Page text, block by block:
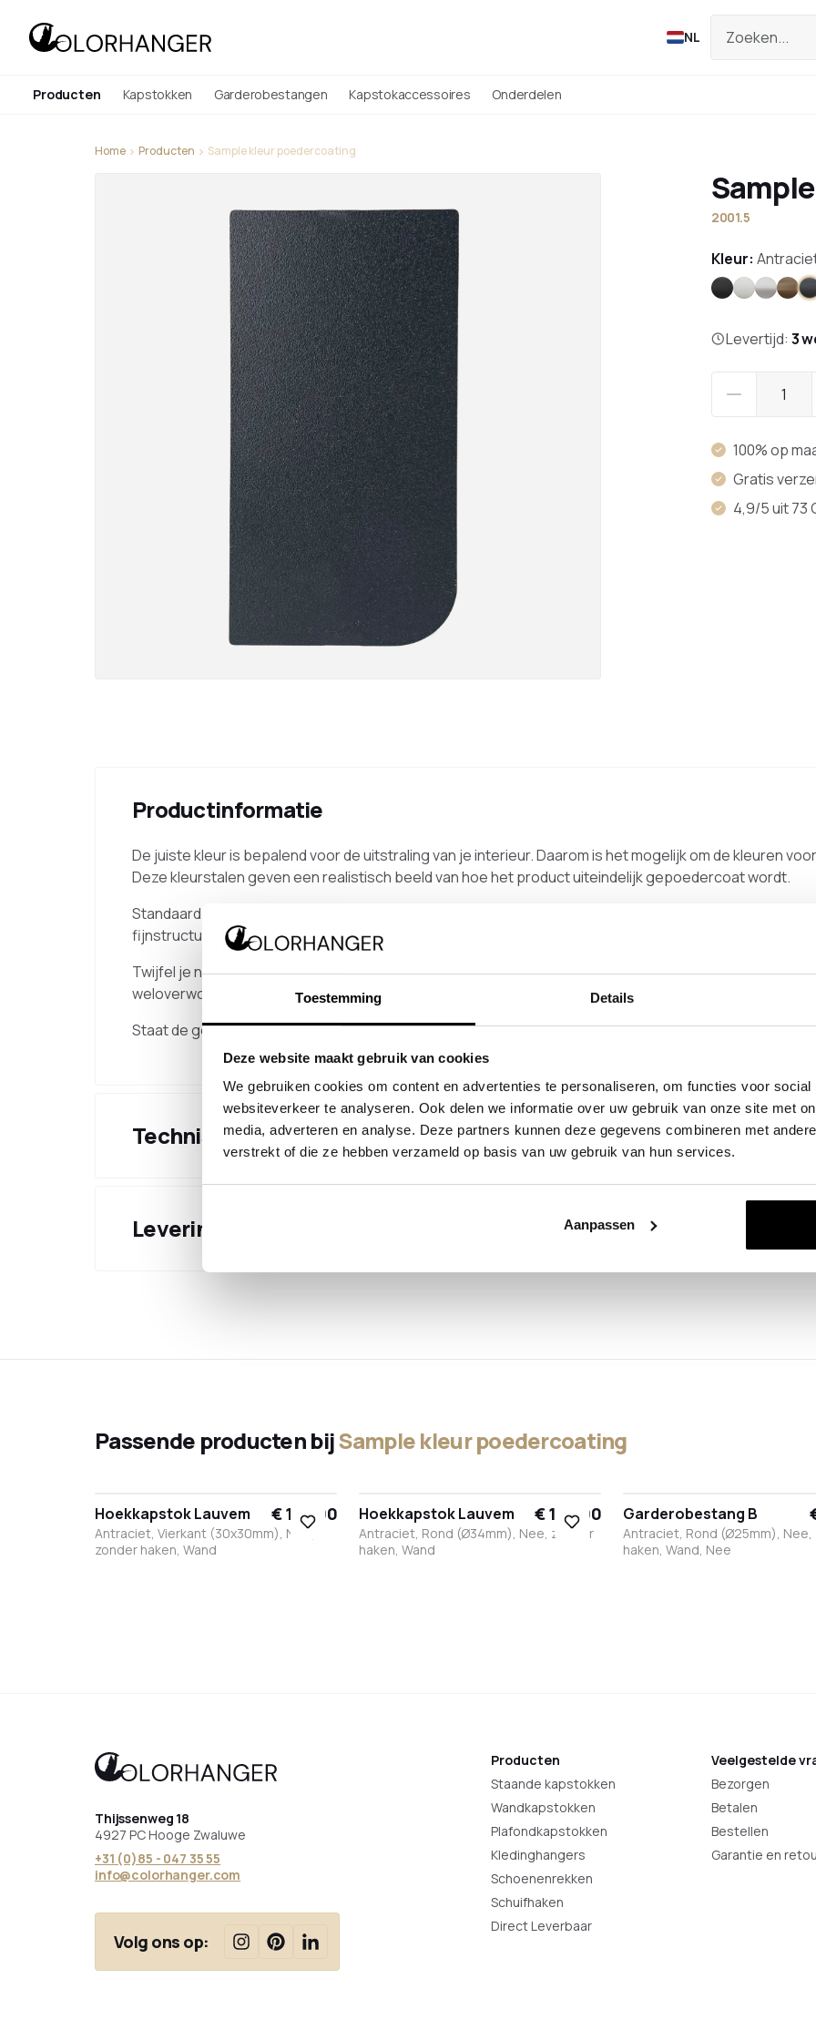
Toestemming Details
Deze website maakt gebruik van cookies
We gebruiken cookies om content en advertenties te personaliseren, om functies voor social
websiteverkeer te analyseren. Ook delen we informatie over uw gebruik van onze site met
media, adverteren en analyse. Deze partners kunnen deze gegevens combineren met
verstrekt of die ze hebben verzameld op basis van uw gebruik van hun services.
Aanpassen
NL
Producten Kapstokken Garderobestangen Kapstokaccessoires Onderdelen
Home Producten Sample kleur poedercoating
2001.5
Kleur:
Zwart
WitRVS
Levertijd: 3
100% op
Gratis
4,9/5 uit 73
Productinformatie
De juiste kleur is bepalend voor de uitstraling van je interieur. Daarom is het mogelijk om de kleuren
Deze kleurstalen geven een realistisch beeld van hoe het product uiteindelijk gepoedercoat wordt.
Standaard zijn de volgende kleuren beschikbaar voor alle producten: wit fijnstructuur (RAL 9016),
fijnstructuur (RAL 7021) en brons metallic.
Twijfel je nog over de juiste kleur? Bestel dan een kleurstaal en bekijk thuis welke afwerking het beste
weloverwogen keuze.
Staat de gewenste kleur er niet tussen? Het is ook mogelijk om producten in een andere kleur te
Technische specificaties
Levering & verzending
Passende producten bijSample kleur poedercoating
Hoekkapstok Lauvem € 172,00
Antraciet, Vierkant (30x30mm), Nee,
zonder haken, Wand
Hoekkapstok Lauvem € 154,00
Antraciet, Rond (Ø34mm), Nee, zonder
haken, Wand
Garderobestang B
Antraciet, Rond (Ø25mm), Nee,
haken, Wand, Nee
Thijssenweg 18
4927 PC Hooge Zwaluwe
+31 (0)85 - 047 35 55
info@colorhanger.com
Volg ons op:
Producten
Staande kapstokken
Wandkapstokken
Plafondkapstokken
Kledinghangers
Schoenenrekken
Schuifhaken
Direct Leverbaar
Veelgestelde
Bezorgen
Betalen
Bestellen
Garantie en